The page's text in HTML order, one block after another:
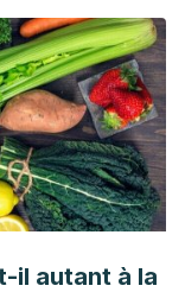
il autant à la